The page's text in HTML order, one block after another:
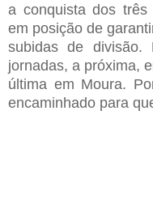
a conquista dos
em posição de
subidas de divisão.
jornadas, a próxima,
última em Moura.
encaminhado para